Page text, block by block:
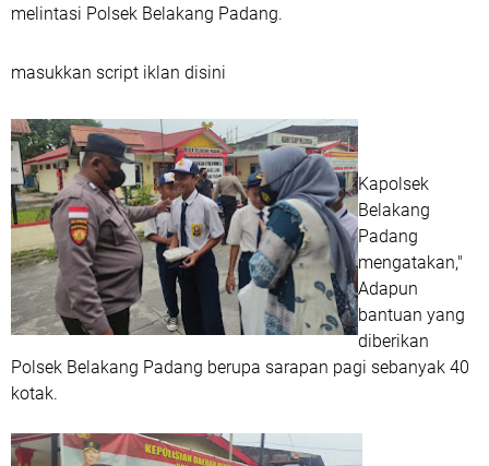
melintasi Polsek Belakang Padang.
masukkan script iklan disini
Kapolsek
Belakang
Padang
mengatakan,"
Adapun
bantuan yang
diberikan
Polsek Belakang Padang berupa sarapan pagi sebanyak 40
kotak.